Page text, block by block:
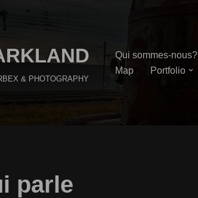
& PHOTOGRAPHY
Qui sommes-nous?
Map
Portfolio
parle